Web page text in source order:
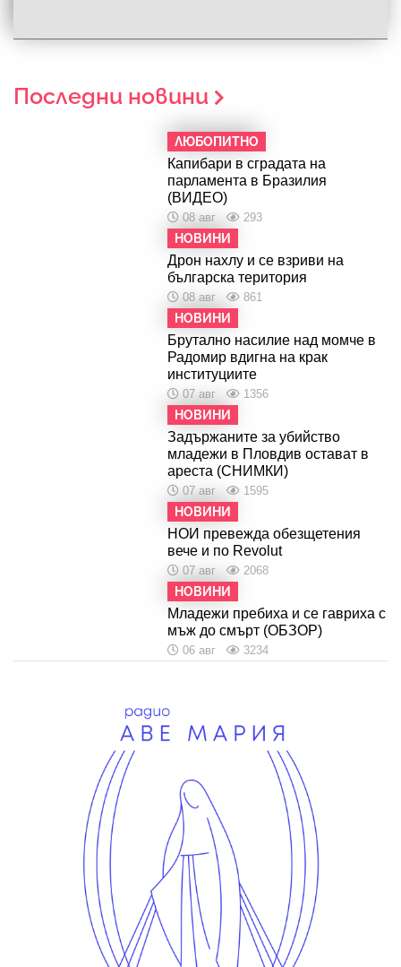
Последни новини
ЛЮБОПИТНО
Капибари в сградата на
парламента в Бразилия
(ВИДЕО)
08 авг 293
НОВИНИ
Дрон нахлу и се взриви на
българска територия
08 авг 861
НОВИНИ
Брутално насилие над момче в
Радомир вдигна на крак
институциите
07 авг 1356
НОВИНИ
Задържаните за убийство
младежи в Пловдив остават в
ареста (СНИМКИ)
07 авг 1595
НОВИНИ
НОИ превежда обезщетения
вече и по Revolut
07 авг 2068
НОВИНИ
Младежи пребиха и се гавриха с
мъж до смърт (ОБЗОР)
06 авг 3234